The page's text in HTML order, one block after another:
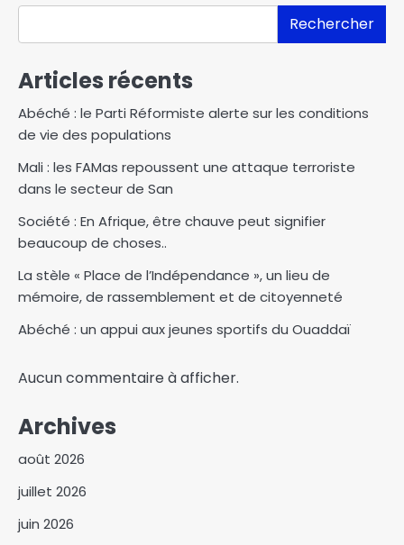
Rechercher
Articles récents
Abéché : le Parti Réformiste alerte sur les conditions
de vie des populations
Mali : les FAMas repoussent une attaque terroriste
dans le secteur de San
Société : En Afrique, être chauve peut signifier
beaucoup de choses..
La stèle « Place de l’Indépendance », un lieu de
mémoire, de rassemblement et de citoyenneté
Abéché : un appui aux jeunes sportifs du Ouaddaï
Aucun commentaire à afficher.
Archives
août 2026
juillet 2026
juin 2026